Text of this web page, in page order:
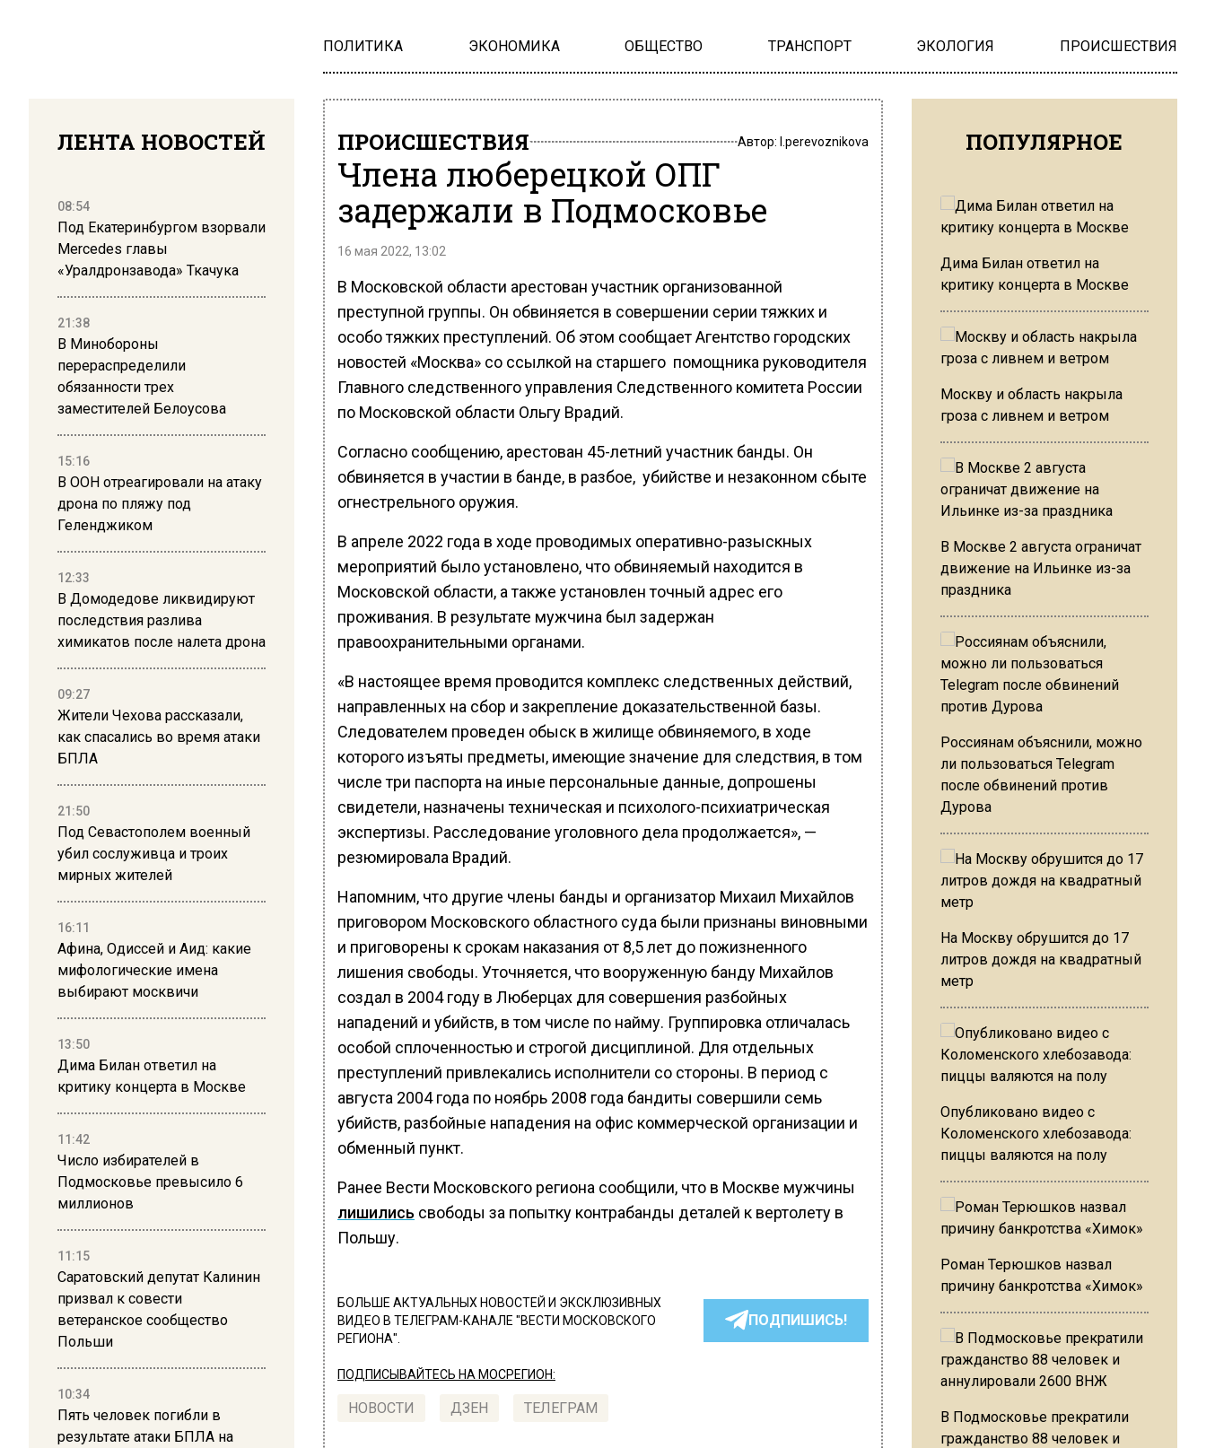
ПОЛИТИКА ЭКОНОМИКА ОБЩЕСТВО ТРАНСПОРТ ЭКОЛОГИЯ ПРОИСШЕСТВИЯ
ЛЕНТА НОВОСТЕЙ
08:54
Под Екатеринбургом взорвали
Mercedes главы
«Уралдронзавода» Ткачука
21:38
В Минобороны
перераспределили
обязанности трех
заместителей Белоусова
15:16
В ООН отреагировали на атаку
дрона по пляжу под
Геленджиком
12:33
В Домодедове ликвидируют
последствия разлива
химикатов после налета дрона
09:27
Жители Чехова рассказали,
как спасались во время атаки
БПЛА
21:50
Под Севастополем военный
убил сослуживца и троих
мирных жителей
16:11
Афина, Одиссей и Аид: какие
мифологические имена
выбирают москвичи
13:50
Дима Билан ответил на
критику концерта в Москве
11:42
Число избирателей в
Подмосковье превысило 6
миллионов
11:15
Саратовский депутат Калинин
призвал к совести
ветеранское сообщество
Польши
10:34
Пять человек погибли в
результате атаки БПЛА на
ПРОИСШЕСТВИЯ Автор: l.perevoznikova
Члена люберецкой ОПГ
задержали в Подмосковье
16 мая 2022, 13:02
В Московской области арестован участник организованной
преступной группы. Он обвиняется в совершении серии тяжких и
особо тяжких преступлений. Об этом сообщает Агентство городских
новостей «Москва» со ссылкой на старшего помощника руководителя
Главного следственного управления Следственного комитета России
по Московской области Ольгу Врадий.
Согласно сообщению, арестован 45-летний участник банды. Он
обвиняется в участии в банде, в разбое, убийстве и незаконном сбыте
огнестрельного оружия.
В апреле 2022 года в ходе проводимых оперативно-разыскных
мероприятий было установлено, что обвиняемый находится в
Московской области, а также установлен точный адрес его
проживания. В результате мужчина был задержан
правоохранительными органами.
«В настоящее время проводится комплекс следственных действий,
направленных на сбор и закрепление доказательственной базы.
Следователем проведен обыск в жилище обвиняемого, в ходе
которого изъяты предметы, имеющие значение для следствия, в том
числе три паспорта на иные персональные данные, допрошены
свидетели, назначены техническая и психолого-психиатрическая
экспертизы. Расследование уголовного дела продолжается», —
резюмировала Врадий.
Напомним, что другие члены банды и организатор Михаил Михайлов
приговором Московского областного суда были признаны виновными
и приговорены к срокам наказания от 8,5 лет до пожизненного
лишения свободы. Уточняется, что вооруженную банду Михайлов
создал в 2004 году в Люберцах для совершения разбойных
нападений и убийств, в том числе по найму. Группировка отличалась
особой сплоченностью и строгой дисциплиной. Для отдельных
преступлений привлекались исполнители со стороны. В период с
августа 2004 года по ноябрь 2008 года бандиты совершили семь
убийств, разбойные нападения на офис коммерческой организации и
обменный пункт.
Ранее Вести Московского региона сообщили, что в Москве мужчины
лишились свободы за попытку контрабанды деталей к вертолету в
Польшу.
БОЛЬШЕ АКТУАЛЬНЫХ НОВОСТЕЙ И ЭКСКЛЮЗИВНЫХ
ВИДЕО В ТЕЛЕГРАМ-КАНАЛЕ "ВЕСТИ МОСКОВСКОГО
РЕГИОНА".
ПОДПИШИСЬ!
ПОДПИСЫВАЙТЕСЬ НА МОСРЕГИОН:
НОВОСТИ ДЗЕН ТЕЛЕГРАМ
ПОПУЛЯРНОЕ
Дима Билан ответил на
критику концерта в Москве
Москву и область накрыла
гроза с ливнем и ветром
В Москве 2 августа ограничат
движение на Ильинке из-за
праздника
Россиянам объяснили, можно
ли пользоваться Telegram
после обвинений против
Дурова
На Москву обрушится до 17
литров дождя на квадратный
метр
Опубликовано видео с
Коломенского хлебозавода:
пиццы валяются на полу
Роман Терюшков назвал
причину банкротства «Химок»
В Подмосковье прекратили
гражданство 88 человек и